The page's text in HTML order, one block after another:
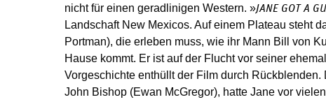
nicht für einen geradlinigen Western. »JANE GOT A
Landschaft New Mexicos. Auf einem Plateau steht
Portman), die erleben muss, wie ihr Mann Bill von
Hause kommt. Er ist auf der Flucht vor seiner
Vorgeschichte enthüllt der Film durch Rückblenden.
John ­Bishop (Ewan McGregor), hatte Jane vor